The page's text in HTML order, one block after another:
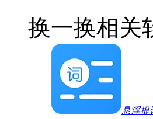
换一换相关
悬浮提